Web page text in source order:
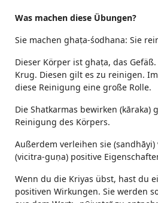
Was machen diese Übungen?
Sie machen ghaṭa-śodhana: Sie
Dieser Körper ist ghaṭa, das
Krug. Diesen gilt es zu reinigen.
diese Reinigung eine große Rolle.
Die Shatkarmas bewirken (kāraka)
Reinigung des Körpers.
Außerdem verleihen sie
(vicitra-guṇa) positive
Wenn du die Kriyas übst, hast du
positiven Wirkungen. Sie werden